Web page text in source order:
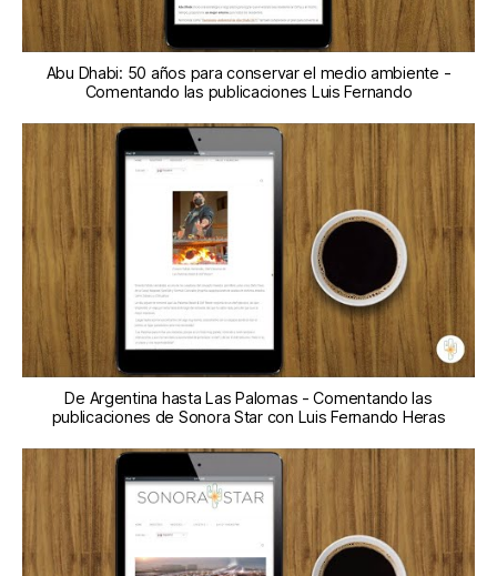
Abu Dhabi: 50 años para conservar el medio ambiente -
Comentando las publicaciones Luis Fernando
De Argentina hasta Las Palomas - Comentando las
publicaciones de Sonora Star con Luis Fernando Heras